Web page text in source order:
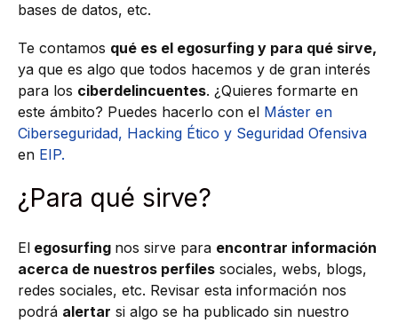
bases de datos, etc.
Te contamos qué es el egosurfing y para qué sirve,
ya que es algo que todos hacemos y de gran interés
para los ciberdelincuentes. ¿Quieres formarte en
este ámbito? Puedes hacerlo con el Máster en
Ciberseguridad, Hacking Ético y Seguridad Ofensiva
en EIP.
¿Para qué sirve?
El egosurfing nos sirve para encontrar información
acerca de nuestros perfiles sociales, webs, blogs,
redes sociales, etc. Revisar esta información nos
podrá alertar si algo se ha publicado sin nuestro